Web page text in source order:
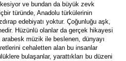
ve bundan da büyük zevk
türünde, Anadolu türkülerinin
edebiyatı yoktur. Çoğunluğu aşk,
Hüzünlü olanlar da gerçek hikayesi
müzik ile beslenen, dünyayı
cehaletten alan bu insanlar
bulaşanlar, yarattıkları bu düzeni